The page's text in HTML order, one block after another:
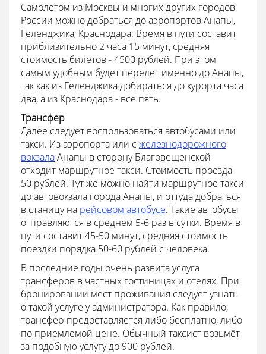
Самолетом из Москвы и многих других городов
России можно добраться до аэропортов Анапы,
Геленджика, Краснодара. Время в пути составит
приблизительно 2 часа 15 минут, средняя
стоимость билетов - 4500 рублей. При этом
самым удобным будет перелёт именно до Анапы,
так как из Геленджика добираться до курорта часа
два, а из Краснодара - все пять.
Трансфер
Далее следует воспользоваться автобусами или
такси. Из аэропорта или с железнодорожного
вокзалаАнапы в сторону Благовещенской
отходит маршрутное такси. Стоимость проезда -
50 рублей. Тут же можно найти маршрутное такси
до автовокзала города Анапы, и оттуда добраться
в станицу на рейсовом автобусе. Такие автобусы
отправляются в среднем 5-6 раз в сутки. Время в
пути составит 45-50 минут, средняя стоимость
поездки порядка 50-60 рублей с человека.
В последние годы очень развита услуга
трансферов в частных гостиницах и отелях. При
бронировании мест проживания следует узнать
о такой услуге у администратора. Как правило,
трансфер предоставляется либо бесплатно, либо
по приемлемой цене. Обычный таксист возьмёт
за подобную услугу до 900 рублей.